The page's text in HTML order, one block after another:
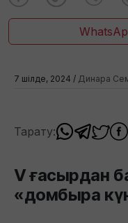
7 шілде, 2024 / Динара
Тарату:
V ғасырдан
«домбыра